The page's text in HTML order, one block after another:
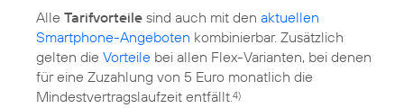
Alle Tarifvorteile sind auch mit den aktuellen
Smartphone-Angeboten kombinierbar. Zusätzlich
gelten die Vorteile bei allen Flex-Varianten, bei denen
für eine Zuzahlung von 5 Euro monatlich die
Mindestvertragslaufzeit entfällt. 4)